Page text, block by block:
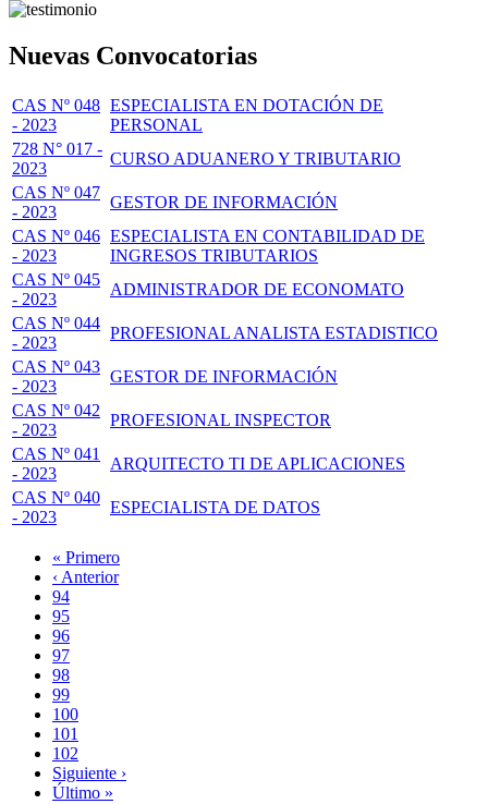
Nuevas Convocatorias
CAS Nº 048
- 2023
ESPECIALISTA EN DOTACIÓN DE
PERSONAL
728 N° 017 -
2023
CURSO ADUANERO Y TRIBUTARIO
CAS Nº 047
- 2023
GESTOR DE INFORMACIÓN
CAS Nº 046
- 2023
ESPECIALISTA EN CONTABILIDAD DE
INGRESOS TRIBUTARIOS
CAS Nº 045
- 2023
ADMINISTRADOR DE ECONOMATO
CAS Nº 044
- 2023
PROFESIONAL ANALISTA ESTADISTICO
CAS Nº 043
- 2023
GESTOR DE INFORMACIÓN
CAS Nº 042
- 2023
PROFESIONAL INSPECTOR
CAS Nº 041
- 2023
ARQUITECTO TI DE APLICACIONES
CAS Nº 040
- 2023
ESPECIALISTA DE DATOS
Paginación
Primera
página
« Primero
Página
anterior
‹ Anterior
Page
94
Page
95
Page
96
Page
97
Página
actual
98
Page
99
Page
100
Page
101
Page
102
Siguiente
página
Siguiente ›
Última
Último »